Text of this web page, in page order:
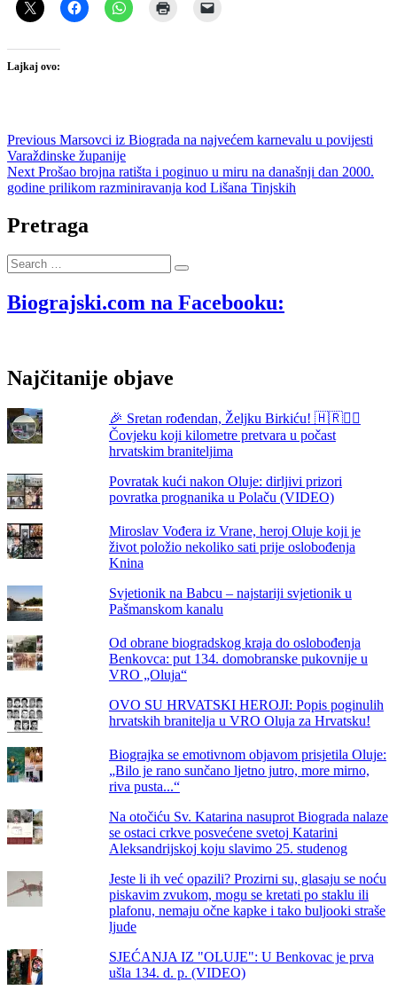
Lajkaj ovo:
Navigacija
objava
Previous Previous
post:
Marsovci iz Biograda na najvećem karnevalu u povijesti
Varaždinske županije
Next Next
post:
Prošao brojna ratišta i poginuo u miru na današnji dan 2000.
godine prilikom razminiravanja kod Lišana Tinjskih
Pretraga
Search
…
Biograjski.com na Facebooku:
Najčitanije objave
🎉 Sretan rođendan, Željku Birkiću! 🇭🇷🏃‍♂️
Čovjeku koji kilometre pretvara u počast
hrvatskim braniteljima
Povratak kući nakon Oluje: dirljivi prizori
povratka prognanika u Polaču (VIDEO)
Miroslav Vođera iz Vrane, heroj Oluje koji je
život položio nekoliko sati prije oslobođenja
Knina
Svjetionik na Babcu – najstariji svjetionik u
Pašmanskom kanalu
Od obrane biogradskog kraja do oslobođenja
Benkovca: put 134. domobranske pukovnije u
VRO „Oluja“
OVO SU HRVATSKI HEROJI: Popis poginulih
hrvatskih branitelja u VRO Oluja za Hrvatsku!
Biograjka se emotivnom objavom prisjetila Oluje:
„Bilo je rano sunčano ljetno jutro, more mirno,
riva pusta...“
Na otočiću Sv. Katarina nasuprot Biograda nalaze
se ostaci crkve posvećene svetoj Katarini
Aleksandrijskoj koju slavimo 25. studenog
Jeste li ih već opazili? Prozirni su, glasaju se noću
piskavim zvukom, mogu se kretati po staklu ili
plafonu, nemaju očne kapke i tako buljooki straše
ljude
SJEĆANJA IZ "OLUJE": U Benkovac je prva
ušla 134. d. p. (VIDEO)